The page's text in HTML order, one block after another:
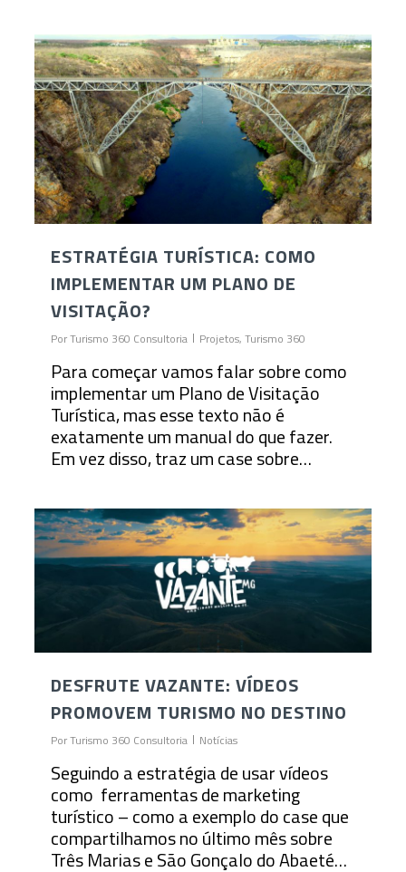
ESTRATÉGIA TURÍSTICA: COMO
IMPLEMENTAR UM PLANO DE
VISITAÇÃO?
PorTurismo 360 Consultoria Projetos,Turismo 360
Para começar vamos falar sobre como
implementar um Plano de Visitação
Turística, mas esse texto não é
exatamente um manual do que fazer.
Em vez disso, traz um case sobre…
DESFRUTE VAZANTE: VÍDEOS
PROMOVEM TURISMO NO DESTINO
PorTurismo 360 Consultoria Notícias
Seguindo a estratégia de usar vídeos
como ferramentas de marketing
turístico – como a exemplo do case que
compartilhamos no último mês sobre
Três Marias e São Gonçalo do Abaeté…